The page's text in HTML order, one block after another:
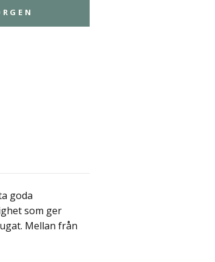
goda
som ger
Mellan från